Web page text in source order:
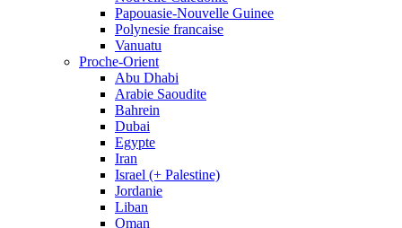
Papouasie-Nouvelle Guinee
Polynesie francaise
Vanuatu
Proche-Orient
Abu Dhabi
Arabie Saoudite
Bahrein
Dubai
Egypte
Iran
Israel (+ Palestine)
Jordanie
Liban
Oman